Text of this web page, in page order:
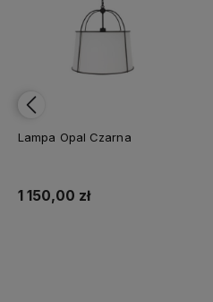
Lampa Opal Czarna
1 150,00 zł